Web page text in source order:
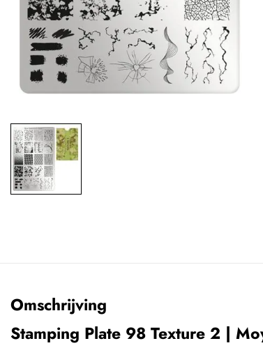
Omschrijving
Stamping Plate 98 Texture 2 |